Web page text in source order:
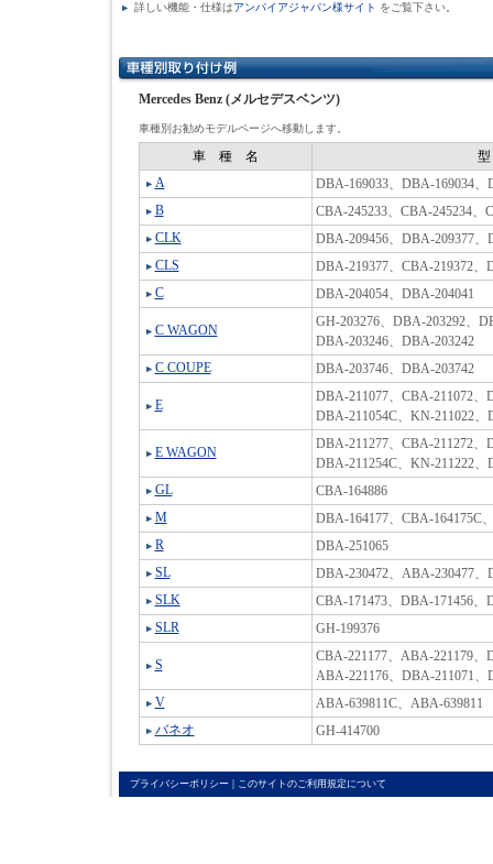
詳しい機能・仕様はアンパイアジャパン様サイト をご覧下さい。
Mercedes Benz (メルセデスベンツ)
車種別お勧めモデルページへ移動します。
車 種 名
A
DBA-169033、DBA-169034、
B
CBA-245233、CBA-245234、
CLK
DBA-209456、DBA-209377
CLS
DBA-219377、CBA-219372、
C
DBA-204054、DBA-204041
C WAGON
GH-203276、DBA-203292、
DBA-203246、DBA-203242
C COUPE
DBA-203746、DBA-203742
E
DBA-211077、CBA-211072、
DBA-211054C、KN-211022、
E WAGON
DBA-211277、CBA-211272、
DBA-211254C、KN-211222、
GL
CBA-164886
M
DBA-164177、CBA-164175C
R
DBA-251065
SL
DBA-230472、ABA-230477、
SLK
CBA-171473、DBA-171456、
SLR
GH-199376
S
CBA-221177、ABA-221179、
ABA-221176、DBA-211071、
V
ABA-639811C、ABA-639811
バネオ
GH-414700
プライバシーポリシー | このサイトのご利用規定について